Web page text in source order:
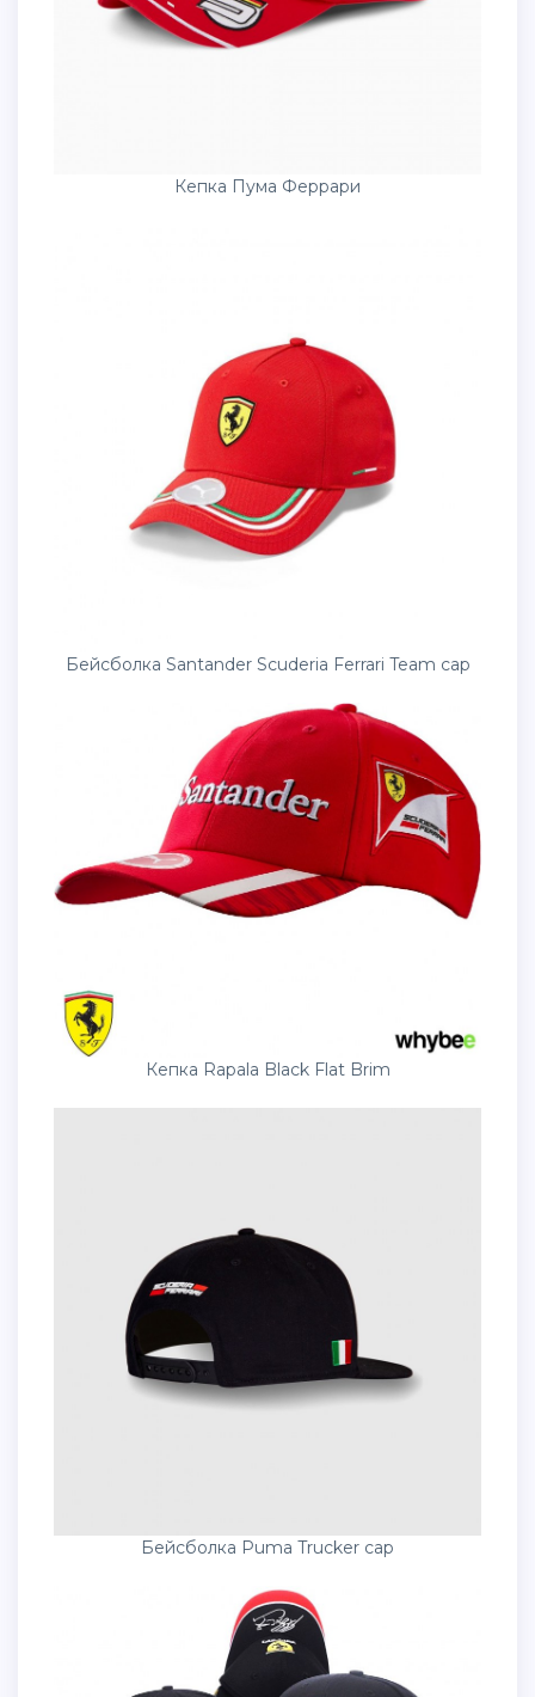
Кепка Пума Феррари
Бейсболка Santander Scuderia Ferrari Team cap
Кепка Rapala Black Flat Brim
Бейсболка Puma Trucker cap